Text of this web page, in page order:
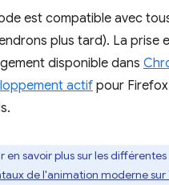
est compatible avec
plus tard). La
disponible dans
actif pour
en savoir plus sur les
de l'animation moderne sur